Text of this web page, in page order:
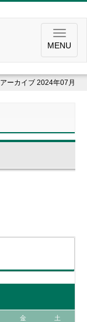
MENU
アーカイブ 2024年07月
金 土